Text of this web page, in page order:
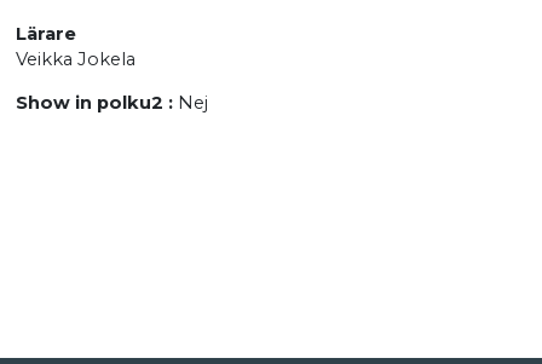
Lärare
Veikka Jokela
Show in polku2 : Nej